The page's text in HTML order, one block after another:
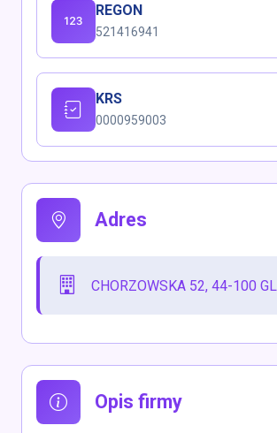
REGON
521416941
KRS
0000959003
Adres
CHORZOWSKA 52, 44-100
Opis firmy